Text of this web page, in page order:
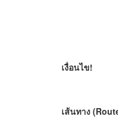
เงื่อนไข!
เส้นทาง